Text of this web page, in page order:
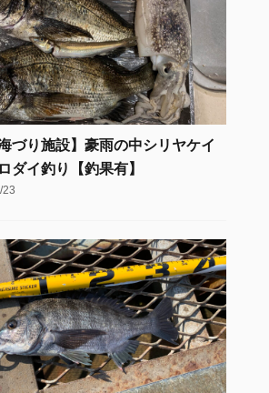
海づり施設】豪雨の中シリヤケイ
ダイ釣り【釣果有】
23